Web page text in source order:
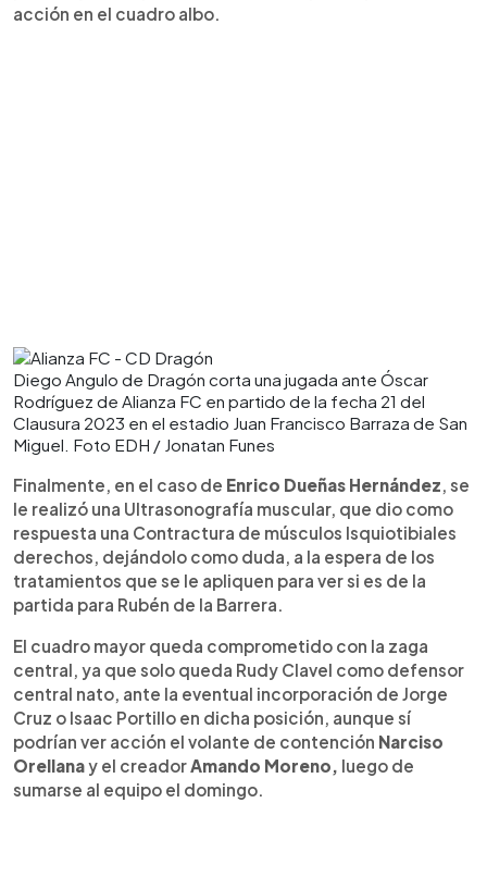
acción en el cuadro albo.
Diego Angulo de Dragón corta una jugada ante Óscar
Rodríguez de Alianza FC en partido de la fecha 21 del
Clausura 2023 en el estadio Juan Francisco Barraza de San
Miguel. Foto EDH / Jonatan Funes
Finalmente, en el caso de Enrico Dueñas Hernández, se
le realizó una Ultrasonografía muscular, que dio como
respuesta una Contractura de músculos Isquiotibiales
derechos, dejándolo como duda, a la espera de los
tratamientos que se le apliquen para ver si es de la
partida para Rubén de la Barrera.
El cuadro mayor queda comprometido con la zaga
central, ya que solo queda Rudy Clavel como defensor
central nato, ante la eventual incorporación de Jorge
Cruz o Isaac Portillo en dicha posición, aunque sí
podrían ver acción el volante de contención Narciso
Orellanay el creadorAmando Moreno, luego de
sumarse al equipo el domingo.